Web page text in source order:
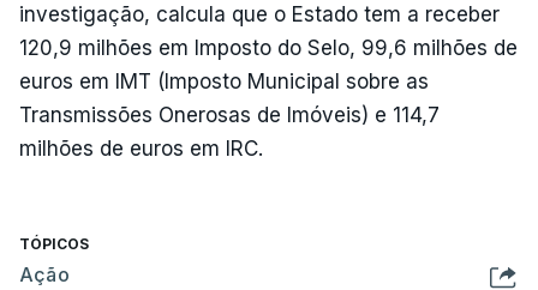
investigação, calcula que o Estado tem a receber
120,9 milhões em Imposto do Selo, 99,6 milhões de
euros em IMT (Imposto Municipal sobre as
Transmissões Onerosas de Imóveis) e 114,7
milhões de euros em IRC.
TÓPICOS
Ação